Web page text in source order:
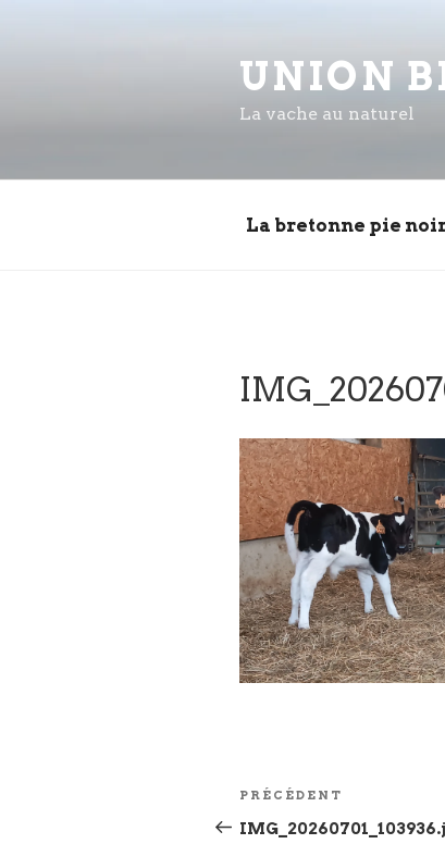
UNION
La vache au naturel
La bretonne pie
Navigation
de
Article
précédent
PRÉCÉDENT